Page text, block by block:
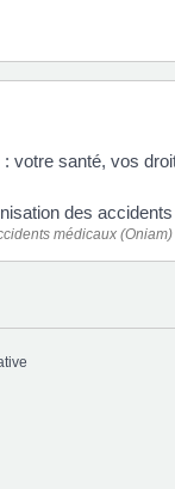
votre santé, vos
des
médicaux (Oniam)